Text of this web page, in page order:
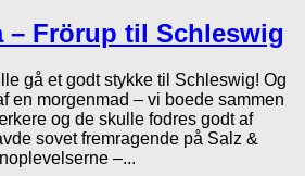
– Frörup til Schleswig
gå et godt stykke til Schleswig! Og
en morgenmad – vi boede sammen
og de skulle fodres godt af
sovet fremragende på Salz &
–...